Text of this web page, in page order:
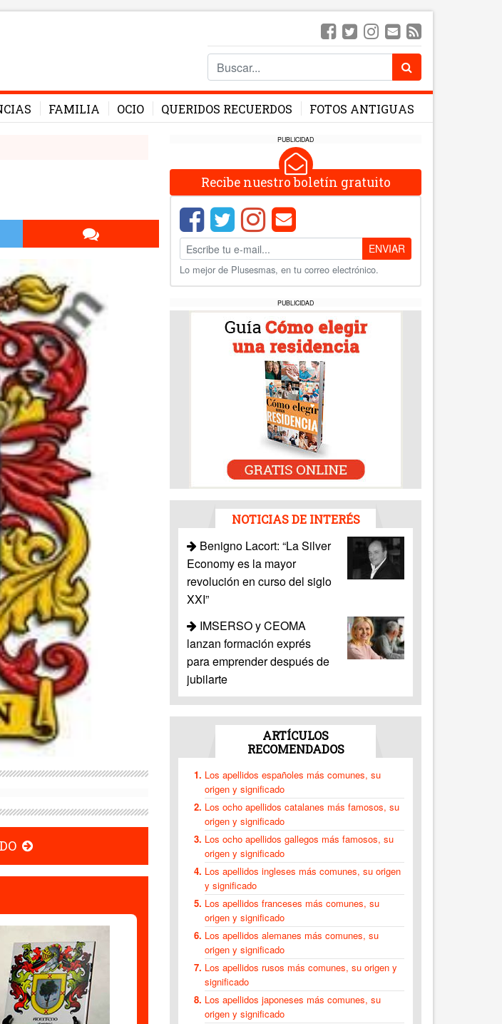
FAMILIA OCIO QUERIDOS RECUERDOS FOTOS ANTIGUAS
PUBLICIDAD
Recibe nuestro boletín gratuito
ENVIAR
Lo mejor de Plusesmas, en tu correo electrónico.
PUBLICIDAD
NOTICIAS DE INTERÉS
Benigno Lacort: “La Silver
Economy es la mayor
revolución en curso del siglo
XXI”
IMSERSO y CEOMA
lanzan formación exprés
para emprender después de
jubilarte
ARTÍCULOS
RECOMENDADOS
Los apellidos españoles más comunes, su
origen y significado
Los ocho apellidos catalanes más famosos, su
origen y significado
Los ocho apellidos gallegos más famosos, su
origen y significado
Los apellidos ingleses más comunes, su origen
y significado
Los apellidos franceses más comunes, su
origen y significado
Los apellidos alemanes más comunes, su
origen y significado
Los apellidos rusos más comunes, su origen y
significado
Los apellidos japoneses más comunes, su
origen y significado